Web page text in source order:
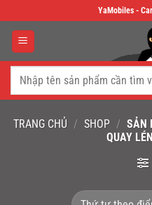
to
content
YaMobiles -
Tìm
TRANG CHỦ / SHOP / SẢN
QUAY